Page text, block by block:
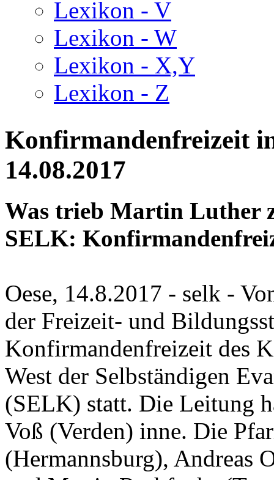
Lexikon - V
Lexikon - W
Lexikon - X,Y
Lexikon - Z
Konfirmandenfreizeit
14.08.2017
Was trieb Martin Luther
SELK:
Oese, 14.8.2017 - selk -
der Freizeit- und
Konfirmandenfreizeit des
West der Selbständigen
(SELK) statt. Die Leitung
Voß (Verden) inne. Die
(Hermannsburg), Andreas